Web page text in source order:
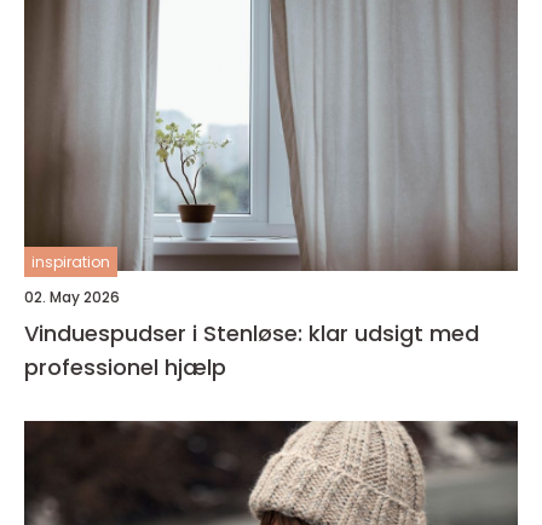
inspiration
02. May 2026
Vinduespudser i Stenløse: klar udsigt med
professionel hjælp